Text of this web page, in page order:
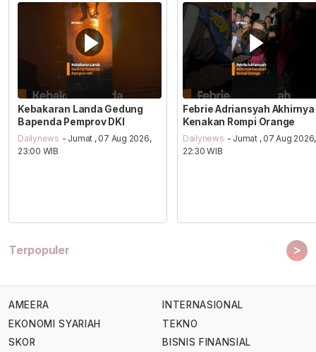
Kebakaran Landa Gedung
Bapenda Pemprov DKI
Dailynews - Jumat , 07 Aug 2026,
23:00 WIB
Febrie Adriansyah Akhirnya
Kenakan Rompi Orange
Dailynews - Jumat , 07 Aug 2026,
22:30 WIB
Terpopuler >
AMEERA
EKONOMI SYARIAH
SKOR
INTERNASIONAL
TEKNO
BISNIS FINANSIAL